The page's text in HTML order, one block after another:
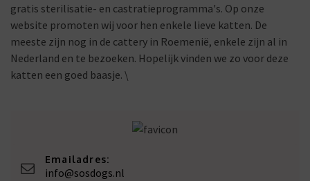
gratis sterilisatie- en castratieprogramma's. Op onze
website promoten wij voor hen enkele lieve katten. De
meeste zijn nog in de cattery in Roemenië, enkele zijn al in
Nederland en te bezoeken. Hopelijk vinden we zo voor deze
katten een goed baasje. \
Emailadres:
info@sosdogs.nl